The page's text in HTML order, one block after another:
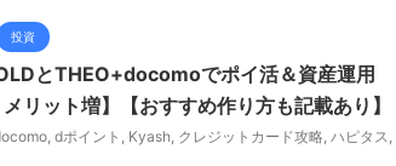
投資
とTHEO+docomoでポイ活＆資産運用
リット増】【おすすめ作り方も記載あり】
, dポイント , Kyash, クレジットカード攻略, ハピタス,